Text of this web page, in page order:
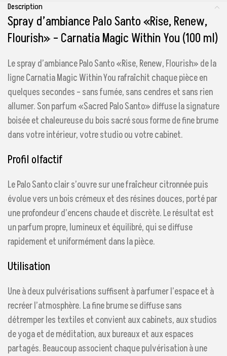
Description
Spray d’ambiance Palo Santo «Rise, Renew,
Flourish» – Carnatia Magic Within You (100 ml)
Le spray d’ambiance Palo Santo «Rise, Renew, Flourish» de la
ligne Carnatia Magic Within You rafraîchit chaque pièce en
quelques secondes – sans fumée, sans cendres et sans rien
allumer. Son parfum «Sacred Palo Santo» diffuse la signature
boisée et chaleureuse du bois sacré sous forme de fine brume
dans votre intérieur, votre studio ou votre cabinet.
Profil olfactif
Le Palo Santo clair s’ouvre sur une fraîcheur citronnée puis
évolue vers un bois crémeux et des résines douces, porté par
une profondeur d’encens chaude et discrète. Le résultat est
un parfum propre, lumineux et équilibré, qui se diffuse
rapidement et uniformément dans la pièce.
Utilisation
Une à deux pulvérisations suffisent à parfumer l’espace et à
recréer l’atmosphère. La fine brume se diffuse sans
détremper les textiles et convient aux cabinets, aux studios
de yoga et de méditation, aux bureaux et aux espaces
partagés. Beaucoup associent chaque pulvérisation à une